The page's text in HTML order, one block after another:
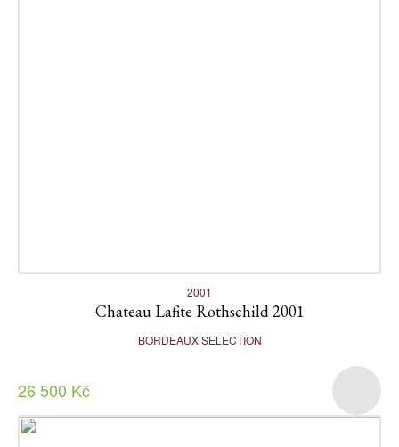
2001
Chateau Lafite Rothschild 2001
BORDEAUX SELECTION
26 500 Kč